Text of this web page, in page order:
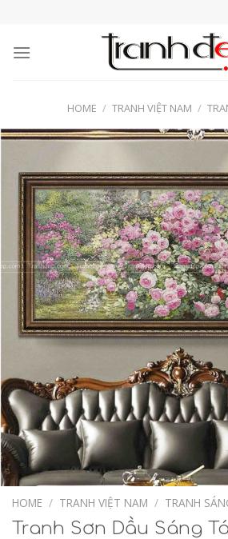
content
HOME / TRANH VIỆT NAM /
HOME / TRANH VIỆT NAM / TRANH
Tranh Sơn Dầu Sáng